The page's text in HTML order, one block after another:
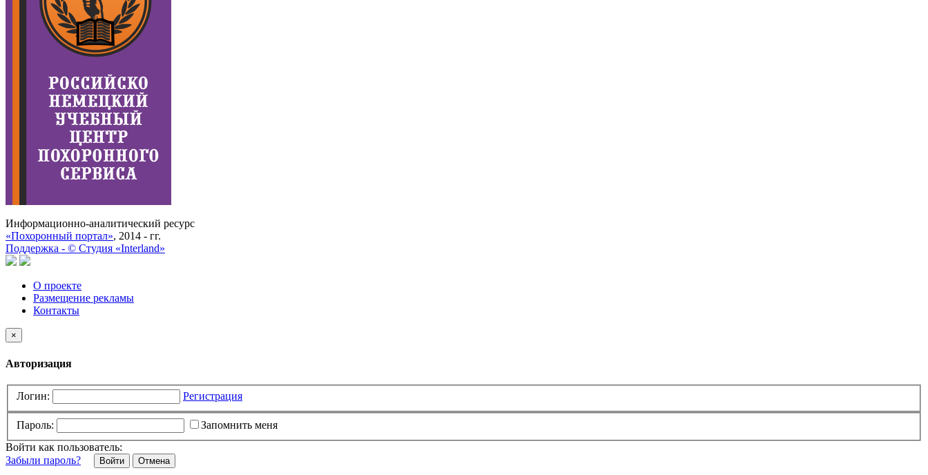
Информационно-аналитический ресурс
«Похоронный портал», 2014 - гг.
Поддержка - © Cтудия «Interland»
О проекте
Размещение рекламы
Контакты
×
Авторизация
Логин: Регистрация
Пароль:
Запомнить меня
Войти как пользователь:
Забыли пароль?
Отмена